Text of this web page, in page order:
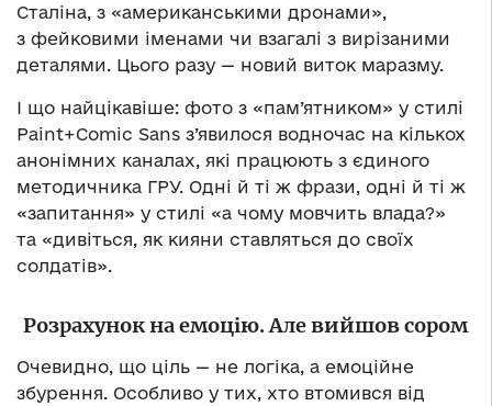
Сталіна, з «американськими дронами»,
з фейковими іменами чи взагалі з вирізаними
деталями. Цього разу — новий виток маразму.
І що найцікавіше: фото з «пам’ятником» у стилі
Paint+Comic Sans з’явилося водночас на кількох
анонімних каналах, які працюють з єдиного
методичника ГРУ. Одні й ті ж фрази, одні й ті ж
«запитання» у стилі «а чому мовчить влада?»
та «дивіться, як кияни ставляться до своїх
солдатів».
Розрахунок на емоцію. Але вийшов сором
Очевидно, що ціль — не логіка, а емоційне
збурення. Особливо у тих, хто втомився від